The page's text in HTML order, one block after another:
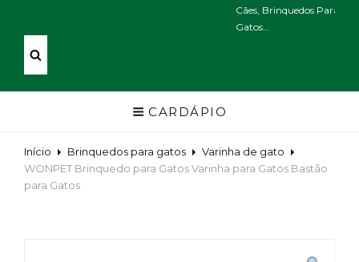
Cães, Brinquedos Para
Gatos…
CARDÁPIO
Início Brinquedos para gatos
Varinha de gato
WONPET Brinquedo para Gatos Varinha para Gatos Bastão
para Gatos